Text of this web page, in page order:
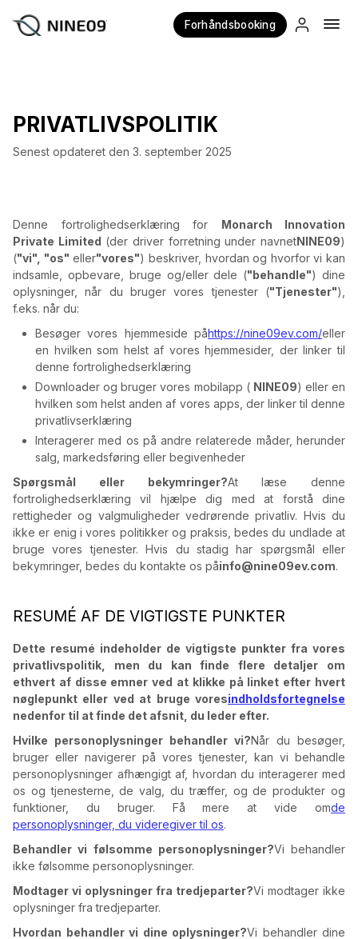
Forhåndsbooking
PRIVATLIVSPOLITIK
Senest opdateret den 3. september 2025
Denne fortrolighedserklæring for Monarch Innovation
Private Limited (der driver forretning under navnetNINE09)
("vi", "os" eller"vores") beskriver, hvordan og hvorfor vi kan
indsamle, opbevare, bruge og/eller dele ("behandle") dine
oplysninger, når du bruger vores tjenester ("Tjenester"),
f.eks. når du:
Besøger vores hjemmeside påhttps://nine09ev.com/eller
en hvilken som helst af vores hjemmesider, der linker til
denne fortrolighedserklæring
Downloader og bruger vores mobilapp ( NINE09) eller en
hvilken som helst anden af vores apps, der linker til denne
privatlivserklæring
Interagerer med os på andre relaterede måder, herunder
salg, markedsføring eller begivenheder
Spørgsmål eller bekymringer?At læse denne
fortrolighedserklæring vil hjælpe dig med at forstå dine
rettigheder og valgmuligheder vedrørende privatliv. Hvis du
ikke er enig i vores politikker og praksis, bedes du undlade at
bruge vores tjenester. Hvis du stadig har spørgsmål eller
bekymringer, bedes du kontakte os påinfo@nine09ev.com.
RESUMÉ AF DE VIGTIGSTE PUNKTER
Dette resumé indeholder de vigtigste punkter fra vores
privatlivspolitik, men du kan finde flere detaljer om
ethvert af disse emner ved at klikke på linket efter hvert
nøglepunkt eller ved at bruge voresindholdsfortegnelse
nedenfor til at finde det afsnit, du leder efter.
Hvilke personoplysninger behandler vi?Når du besøger,
bruger eller navigerer på vores tjenester, kan vi behandle
personoplysninger afhængigt af, hvordan du interagerer med
os og tjenesterne, de valg, du træffer, og de produkter og
funktioner, du bruger. Få mere at vide omde
personoplysninger, du videregiver til os.
Behandler vi følsomme personoplysninger?Vi behandler
ikke følsomme personoplysninger.
Modtager vi oplysninger fra tredjeparter?Vi modtager ikke
oplysninger fra tredjeparter.
Hvordan behandler vi dine oplysninger?Vi behandler dine